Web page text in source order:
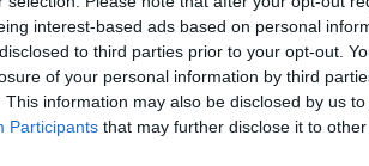
interest-based ads based on personal
to third parties prior to your opt-out.
of your personal information by third
This information may also be disclosed by us
Participants that may further disclose it to other